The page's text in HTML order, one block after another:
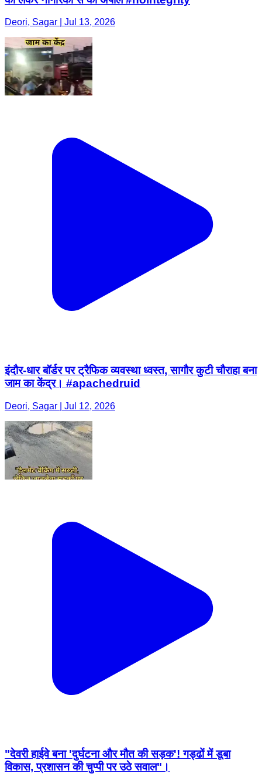
Deori, Sagar | Jul 13, 2026
इंदौर-धार बॉर्डर पर ट्रैफिक व्यवस्था ध्वस्त, सागौर कुटी चौराहा बना
जाम का केंद्र। #apachedruid
Deori, Sagar | Jul 12, 2026
"देवरी हाईवे बना 'दुर्घटना और मौत की सड़क'! गड्ढों में डूबा
विकास, प्रशासन की चुप्पी पर उठे सवाल"।